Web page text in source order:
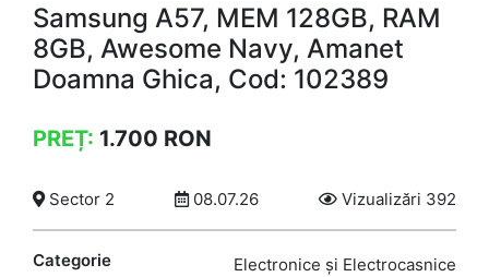
Samsung A57, MEM 128GB, RAM
8GB, Awesome Navy, Amanet
Doamna Ghica, Cod: 102389
PREȚ: 1.700 RON
Sector 2 08.07.26 Vizualizări 392
Categorie
Electronice și Electrocasnice